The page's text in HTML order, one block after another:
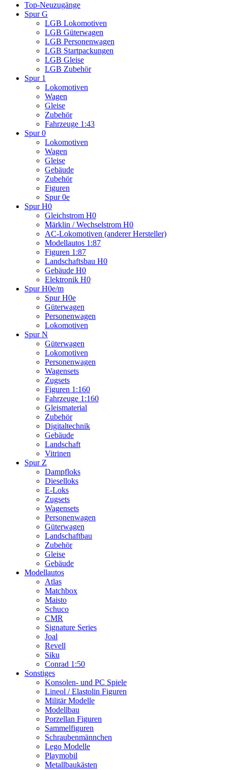
Top-Neuzugänge
Spur G
LGB Lokomotiven
LGB Güterwagen
LGB Personenwagen
LGB Startpackungen
LGB Gleise
LGB Zubehör
Spur 1
Lokomotiven
Wagen
Gleise
Zubehör
Fahrzeuge 1:43
Spur 0
Lokomotiven
Wagen
Gleise
Gebäude
Zubehör
Figuren
Spur 0e
Spur H0
Gleichstrom H0
Märklin / Wechselstrom H0
AC-Lokomotiven (anderer Hersteller)
Modellautos 1:87
Figuren 1:87
Landschaftsbau H0
Gebäude H0
Elektronik H0
Spur H0e/m
Spur H0e
Güterwagen
Personenwagen
Lokomotiven
Spur N
Güterwagen
Lokomotiven
Personenwagen
Wagensets
Zugsets
Figuren 1:160
Fahrzeuge 1:160
Gleismaterial
Zubehör
Digitaltechnik
Gebäude
Landschaft
Vitrinen
Spur Z
Dampfloks
Dieselloks
E-Loks
Zugsets
Wagensets
Personenwagen
Güterwagen
Landschaftbau
Zubehör
Gleise
Gebäude
Modellautos
Atlas
Matchbox
Maisto
Schuco
CMR
Signature Series
Joal
Revell
Siku
Conrad 1:50
Sonstiges
Konsolen- und PC Spiele
Lineol / Elastolin Figuren
Militär Modelle
Modellbau
Porzellan Figuren
Sammelfiguren
Schraubenmännchen
Lego Modelle
Playmobil
Metallbaukästen